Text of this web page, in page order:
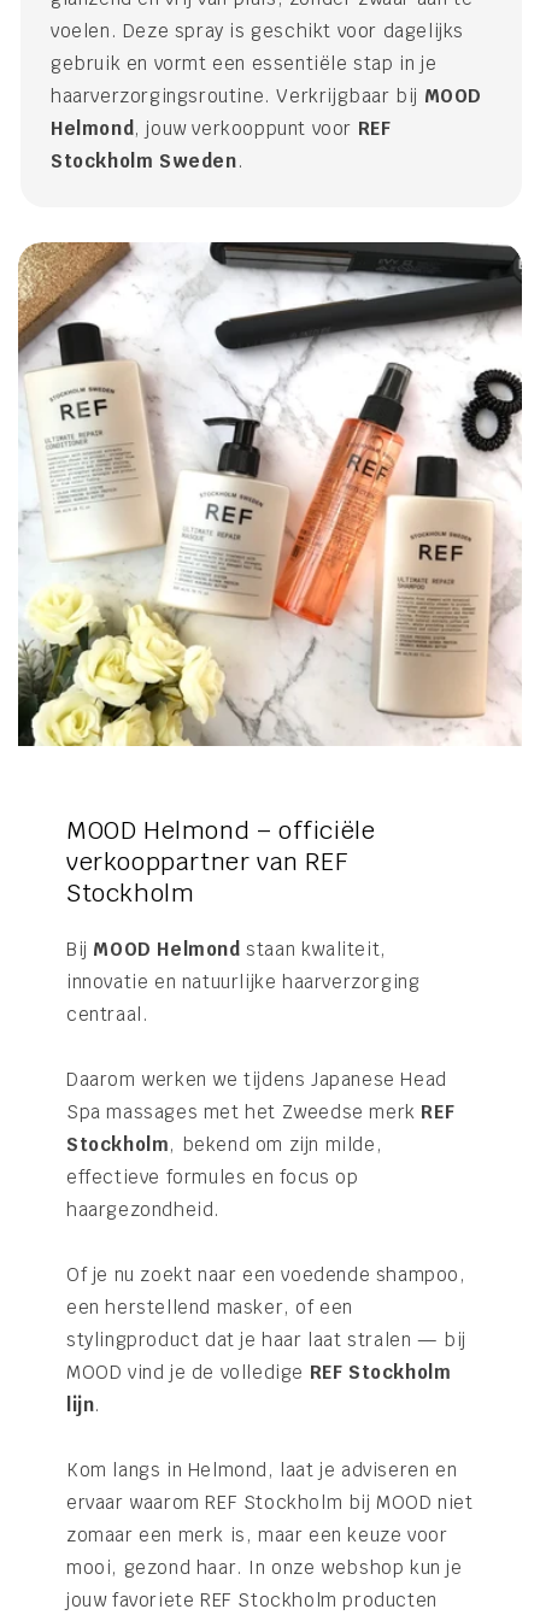
voelen. Deze spray is geschikt voor dagelijks
gebruik en vormt een essentiële stap in je
haarverzorgingsroutine. Verkrijgbaar bij MOOD
Helmond, jouw verkooppunt voor REF
Stockholm Sweden.
MOOD Helmond – officiële
verkooppartner van REF
Stockholm
Bij MOOD Helmond staan kwaliteit,
innovatie en natuurlijke haarverzorging
centraal.
Daarom werken we tijdens Japanese Head
Spa massages met het Zweedse merk REF
Stockholm, bekend om zijn milde,
effectieve formules en focus op
haargezondheid.
Of je nu zoekt naar een voedende shampoo,
een herstellend masker, of een
stylingproduct dat je haar laat stralen — bij
MOOD vind je de volledige REF Stockholm
lijn.
Kom langs in Helmond, laat je adviseren en
ervaar waarom REF Stockholm bij MOOD niet
zomaar een merk is, maar een keuze voor
mooi, gezond haar. In onze webshop kun je
jouw favoriete REF Stockholm producten